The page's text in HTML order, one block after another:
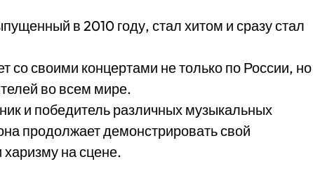
в 2010 году, стал хитом и сразу стал
со своими концертами не только по России, но
во всем мире.
и победитель различных музыкальных
продолжает демонстрировать свой
на сцене.